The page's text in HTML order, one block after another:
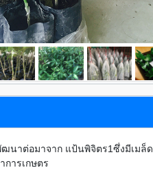
นาต่อมาจาก แป้นพิจิตร1ซึ่งมีเมล็
ารเกษตร